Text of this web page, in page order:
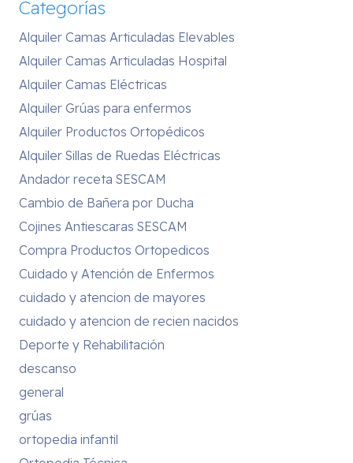
Categorías
Alquiler Camas Articuladas Elevables
Alquiler Camas Articuladas Hospital
Alquiler Camas Eléctricas
Alquiler Grúas para enfermos
Alquiler Productos Ortopédicos
Alquiler Sillas de Ruedas Eléctricas
Andador receta SESCAM
Cambio de Bañera por Ducha
Cojines Antiescaras SESCAM
Compra Productos Ortopedicos
Cuidado y Atención de Enfermos
cuidado y atencion de mayores
cuidado y atencion de recien nacidos
Deporte y Rehabilitación
descanso
general
grúas
ortopedia infantil